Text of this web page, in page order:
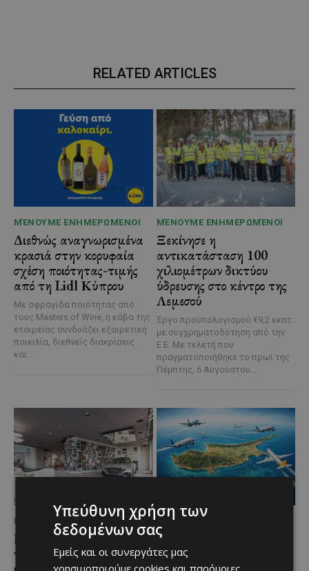
RELATED ARTICLES
ΜΈΝΟΥΜΕ ΕΝΗΜΕΡΩΜΈΝΟΙ
Διεθνώς αναγνωρισμένα
κρασιά στην κορυφαία
σχέση ποιότητας-τιμής
από τη Lidl Κύπρου
Με σφραγίδα ποιότητας από
τους Masters of Wine, η κάβα της
εταιρείας συνδυάζει εξαιρετική
ποικιλία, διεθνείς διακρίσεις
και...
ΜΈΝΟΥΜΕ ΕΝΗΜΕΡΩΜΈΝΟΙ
Ξεκίνησε η
αντικατάσταση 100
χιλιομέτρων δικτύου
ύδρευσης στο κέντρο της
Λεμεσού
Έργο προϋπολογισμού €9,2 εκατ.
με συγχρηματοδότηση από την
Ε.Ε. Με τελετή που
πραγματοποιήθηκε το πρωί της
Πέμπτης, 6 Αυγούστου...
ΜΈΝΟΥΜΕ ΕΝΗΜΕΡΩΜΈΝΟΙ
Η Mercedes-Benz
γιορτάζει έναν αιώνα
ΜΈΝΟΥΜΕ ΕΝΗΜΕΡΩΜΈΝΟΙ
Ο τουρισμός ως εθνική
υπόθεση
Υπεύθυνη χρήση των
δεδομένων σας
Εμείς και οι συνεργάτες μας
χρησιμοποιούμε cookies και παρόμοιες